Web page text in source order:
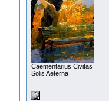
Сaementarius Civitas
Solis Aeterna